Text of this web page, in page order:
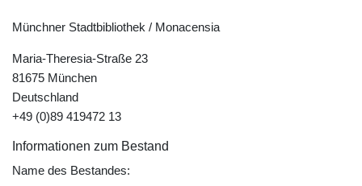
Münchner Stadtbibliothek / Monacensia
Maria-Theresia-Straße 23
81675 München
Deutschland
+49 (0)89 419472 13
Informationen zum Bestand
Name des Bestandes: